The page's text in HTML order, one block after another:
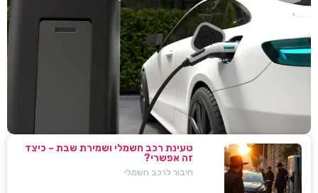
טעינת רכב חשמלי ושמירת שבת – כיצד
זה אפשרי?
חיבור לרכב חשמלי